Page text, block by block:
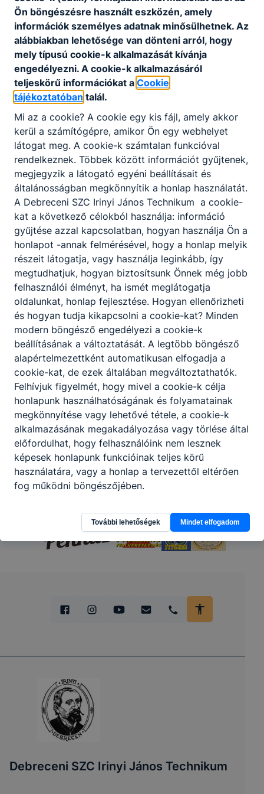
Közlekedés és szállítmányozás, Turizmus-
vendéglátás és Szociális ágazatokban.
A szakképző iskolai képzés keretében
Élelmiszeripar ágazatban a Pék, Pék-cukrász és a
Hentes és húskészítmény-készítő, Élelmiszeripari
gépkezelő szakmákat tanulhatnak diákjaink, akik
a tanulmányaik befejezése után könnyen el tudnak
A 2024/2025-ös tanévtől képzési kínálatunk a
Rendészet és közszolgálat ágazattal bővül
technikumban és szakképző iskolában egyaránt.
Képzéseink gyakorlat orientáltak, törekszünk arra,
hogy a tanulók minél több időt töltsenek céges
munkakörnyezetben. Kiemelt figyelmet fordítunk
az inspiráló légkör és az„Irinyisnek lenni jó!”
életérzés kialakítására.
Partnereink
Debreceni SZC Irinyi János Technikum
Ön böngészésre használt eszközén, amely
információk személyes adatnak minősülhetnek. Az
alábbiakban lehetősége van dönteni arról, hogy
mely típusú cookie-k alkalmazását kívánja
engedélyezni. A cookie-k alkalmazásáról
teljeskörű információkat a Cookie
tájékoztatóban talál.
Mi az a cookie? A cookie egy kis fájl, amely akkor
kerül a számítógépre, amikor Ön egy webhelyet
látogat meg. A cookie-k számtalan funkcióval
rendelkeznek. Többek között információt gyűjtenek,
megjegyzik a látogató egyéni beállításait és
általánosságban megkönnyítik a honlap használatát.
A Debreceni SZC Irinyi János Technikum a cookie-
kat a következő célokból használja: információ
gyűjtése azzal kapcsolatban, hogyan használja Ön a
honlapot -annak felmérésével, hogy a honlap melyik
részeit látogatja, vagy használja leginkább, így
megtudhatjuk, hogyan biztosítsunk Önnek még jobb
felhasználói élményt, ha ismét meglátogatja
oldalunkat, honlap fejlesztése. Hogyan ellenőrizheti
és hogyan tudja kikapcsolni a cookie-kat? Minden
modern böngésző engedélyezi a cookie-k
beállításának a változtatását. A legtöbb böngésző
alapértelmezettként automatikusan elfogadja a
cookie-kat, de ezek általában megváltoztathatók.
Felhívjuk figyelmét, hogy mivel a cookie-k célja
honlapunk használhatóságának és folyamatainak
megkönnyítése vagy lehetővé tétele, a cookie-k
alkalmazásának megakadályozása vagy törlése által
előfordulhat, hogy felhasználóink nem lesznek
képesek honlapunk funkcióinak teljes körű
használatára, vagy a honlap a tervezettől eltérően
fog működni böngészőjében.
További lehetőségek Mindet elfogadom